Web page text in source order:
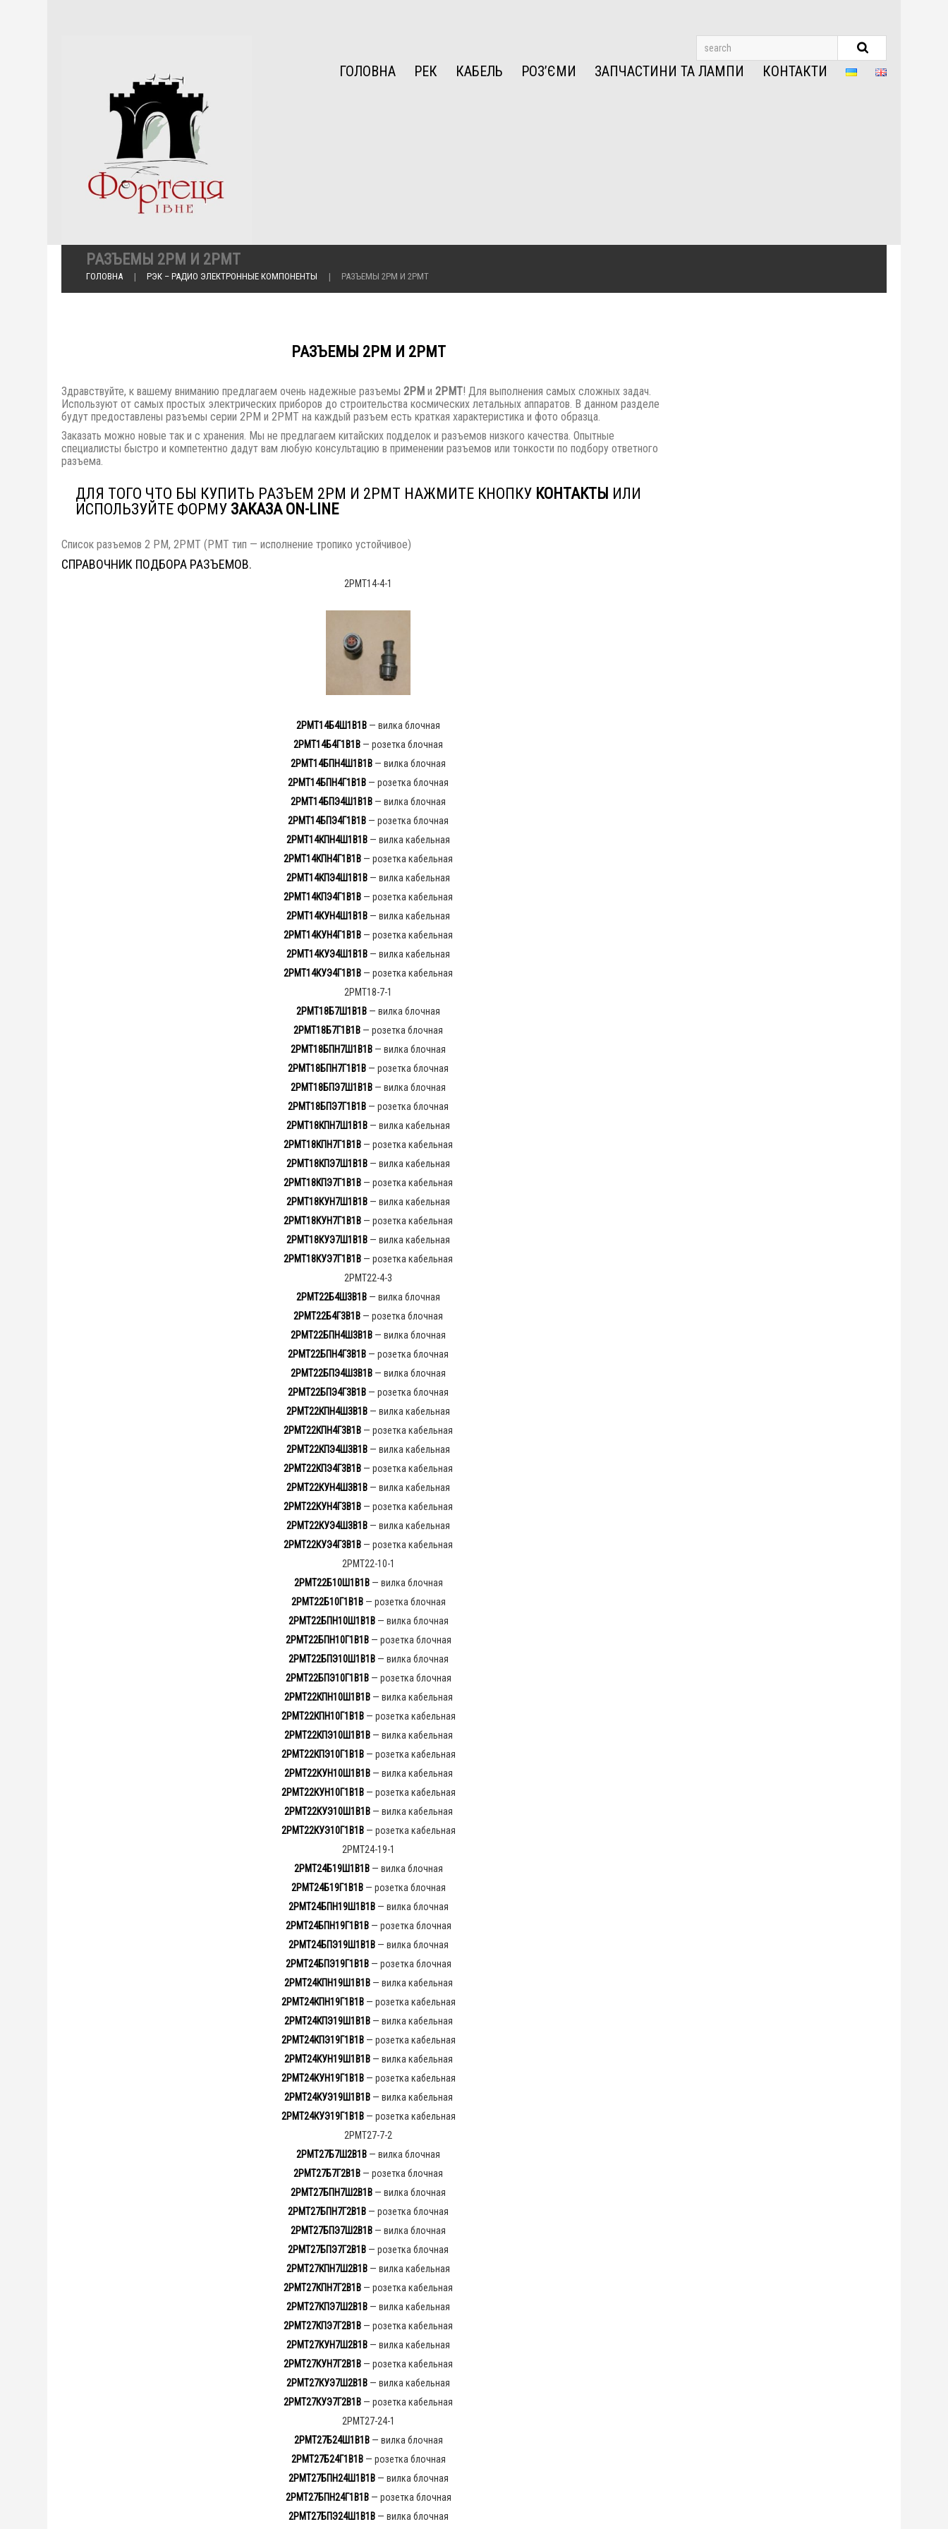
ГОЛОВНА РЕК КАБЕЛЬ РОЗ’ЄМИ ЗАПЧАСТИНИ ТА ЛАМПИ КОНТАКТИ
РАЗЪЕМЫ 2РМ И 2РМТ
ГОЛОВНА РЭК – РАДИО ЭЛЕКТРОННЫЕ КОМПОНЕНТЫ РАЗЪЕМЫ 2РМ И 2РМТ
РАЗЪЕМЫ 2РМ И 2РМТ
Здравствуйте, к вашему вниманию предлагаем очень надежные разъемы 2РМ и 2РМТ! Для выполнения самых сложных задач.
Используют от самых простых электрических приборов до строительства космических летальных аппаратов. В данном разделе
будут предоставлены разъемы серии 2РМ и 2РМТ на каждый разъем есть краткая характеристика и фото образца.
Заказать можно новые так и с хранения. Мы не предлагаем китайских подделок и разъемов низкого качества. Опытные
специалисты быстро и компетентно дадут вам любую консультацию в применении разъемов или тонкости по подбору ответного
разъема.
ДЛЯ ТОГО ЧТО БЫ КУПИТЬ РАЗЪЕМ 2РМ И 2РМТ НАЖМИТЕ КНОПКУ КОНТАКТЫ ИЛИ
ИСПОЛЬЗУЙТЕ ФОРМУ ЗАКАЗА ON-LINE
Список разъемов 2 РМ, 2РМТ (РМТ тип — исполнение тропико устойчивое)
СПРАВОЧНИК ПОДБОРА РАЗЪЕМОВ.
2РМТ14-4-1
2РМТ14Б4Ш1В1 В — вилка блочная
2РМТ14Б4Г1В1В — розетка блочная
2РМТ14БПН4Ш1В1В — вилка блочная
2РМТ14БПН4Г1В1В — розетка блочная
2РМТ14БПЭ4Ш1В1В — вилка блочная
2РМТ14БПЭ4Г1В1В — розетка блочная
2РМТ14КПН4Ш1В1В — вилка кабельная
2РМТ14КПН4Г1В1В — розетка кабельная
2РМТ14КПЭ4Ш1В1В — вилка кабельная
2РМТ14КПЭ4Г1В1В — розетка кабельная
2РМТ14КУН4Ш1В1В — вилка кабельная
2РМТ14КУН4Г1В1В — розетка кабельная
2РМТ14КУЭ4Ш1В1В — вилка кабельная
2РМТ14КУЭ4Г1В1В — розетка кабельная
2РМТ18-7-1
2РМТ18Б7Ш1В1В — вилка блочная
2РМТ18Б7Г1В1В — розетка блочная
2РМТ18БПН7Ш1В1В — вилка блочная
2РМТ18БПН7Г1В1В — розетка блочная
2РМТ18БПЭ7Ш1В1В — вилка блочная
2РМТ18БПЭ7Г1В1В — розетка блочная
2РМТ18КПН7Ш1В1В — вилка кабельная
2РМТ18КПН7Г1В1В — розетка кабельная
2РМТ18КПЭ7Ш1В1В — вилка кабельная
2РМТ18КПЭ7Г1В1В — розетка кабельная
2РМТ18КУН7Ш1В1В — вилка кабельная
2РМТ18КУН7Г1В1В — розетка кабельная
2РМТ18КУЭ7Ш1В1В — вилка кабельная
2РМТ18КУЭ7Г1В1В — розетка кабельная
2РМТ22-4-3
2РМТ22Б4Ш3В1В — вилка блочная
2РМТ22Б4Г3В1В — розетка блочная
2РМТ22БПН4Ш3В1В — вилка блочная
2РМТ22БПН4Г3В1В — розетка блочная
2РМТ22БПЭ4Ш3В1В — вилка блочная
2РМТ22БПЭ4Г3В1В — розетка блочная
2РМТ22КПН4Ш3В1В — вилка кабельная
2РМТ22КПН4Г3В1В — розетка кабельная
2РМТ22КПЭ4Ш3В1В — вилка кабельная
2РМТ22КПЭ4Г3В1В — розетка кабельная
2РМТ22КУН4Ш3В1В — вилка кабельная
2РМТ22КУН4Г3В1В — розетка кабельная
2РМТ22КУЭ4Ш3В1В — вилка кабельная
2РМТ22КУЭ4Г3В1В — розетка кабельная
2РМТ22-10-1
2РМТ22Б10Ш1 В1В— вилка блочная
2РМТ22Б10Г1В1В— розетка блочная
2РМТ22БПН10Ш1В1В— вилка блочная
2РМТ22БПН10Г1В1В— розетка блочная
2РМТ22БПЭ10Ш1В1В— вилка блочная
2РМТ22БПЭ10Г1В1В— розетка блочная
2РМТ22КПН10Ш1В1В— вилка кабельная
2РМТ22КПН10Г1В1В— розетка кабельная
2РМТ22КПЭ10Ш1В1В— вилка кабельная
2РМТ22КПЭ10Г1В1В— розетка кабельная
2РМТ22КУН10Ш1В1В— вилка кабельная
2РМТ22КУН10Г1В1В— розетка кабельная
2РМТ22КУЭ10Ш1В1В— вилка кабельная
2РМТ22КУЭ10Г1В1В— розетка кабельная
2РМТ24-19-1
2РМТ24Б19Ш1В1В— вилка блочная
2РМТ24Б19Г1В1В— розетка блочная
2РМТ24БПН19Ш1В1В— вилка блочная
2РМТ24БПН19Г1В1В— розетка блочная
2РМТ24БПЭ19Ш1В1В— вилка блочная
2РМТ24БПЭ19Г1В1В— розетка блочная
2РМТ24КПН19Ш1В1В— вилка кабельная
2РМТ24КПН19Г1В1В— розетка кабельная
2РМТ24КПЭ19Ш1В1В— вилка кабельная
2РМТ24КПЭ1 9Г1 В1 В — розетка кабельная
2РМТ24КУН19Ш1В1В— вилка кабельная
2РМТ24КУН19Г1В1В— розетка кабельная
2РМТ24КУЭ19Ш1В1В— вилка кабельная
2РМТ24КУЭ19Г1В1В— розетка кабельная
2РМТ27-7-2
2РМТ27Б7Ш2В1В — вилка блочная
2РМТ27Б7Г2В1В — розетка блочная
2РМТ27БПН7Ш2В1В — вилка блочная
2РМТ27БПН7Г2В1В — розетка блочная
2РМТ27БПЭ7Ш2В1В — вилка блочная
2РМТ27БПЭ7Г2В1В — розетка блочная
2РМТ27КПН7Ш2В1В — вилка кабельная
2РМТ27КПН7Г2В1В — розетка кабельная
2РМТ27КПЭ7Ш2В1В — вилка кабельная
2РМТ27КПЭ7Г2В1В — розетка кабельная
2РМТ27КУН7Ш2В1В — вилка кабельная
2РМТ27КУН7Г2В1В — розетка кабельная
2РМТ27КУЭ7Ш2В1В — вилка кабельная
2РМТ27КУЭ7Г2В1В — розетка кабельная
2РМТ27-24-1
2РМТ27Б24Ш1В1В— вилка блочная
2РМТ27Б24Г1В1В— розетка блочная
2РМТ27БПН24Ш1В1В— вилка блочная
2РМТ27БПН24Г1В1В— розетка блочная
2РМТ27БПЭ24Ш1В1В— вилка блочная